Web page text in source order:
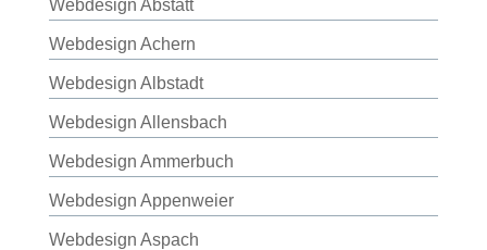
Webdesign Abstatt
Webdesign Achern
Webdesign Albstadt
Webdesign Allensbach
Webdesign Ammerbuch
Webdesign Appenweier
Webdesign Aspach